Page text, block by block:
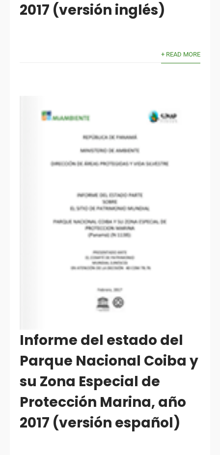
2017 (versión inglés)
+ READ MORE
Informe del estado del
Parque Nacional Coiba y
su Zona Especial de
Protección Marina, año
2017 (versión español)